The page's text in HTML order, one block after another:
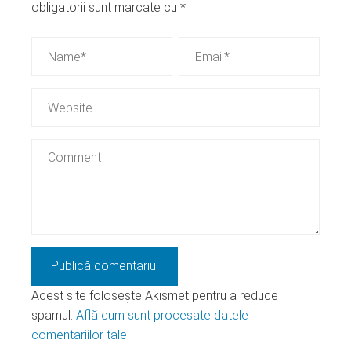
obligatorii sunt marcate cu *
Acest site folosește Akismet pentru a reduce
spamul. Află cum sunt procesate datele
comentariilor tale.